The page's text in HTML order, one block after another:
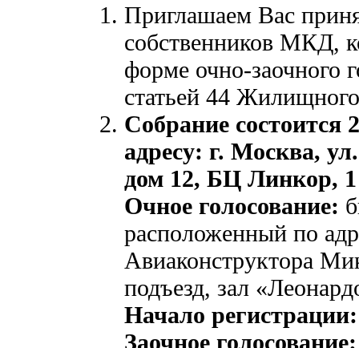
Приглашаем Вас
собственников МКД,
форме очно-заочного
статьей 44
Собрание состоится
адресу: г. Москва,
дом 12, БЦ Линкор, 1
Очное голосование:
расположенный по
Авиаконструктора
подъезд, зал
Начало
Заочное голосование: